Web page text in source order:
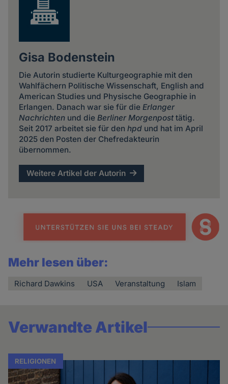
Gisa Bodenstein
Die Autorin studierte Kulturgeographie mit den
Wahlfächern Politische Wissenschaft, English and
American Studies und Physische Geographie in
Erlangen. Danach war sie für die Erlanger
Nachrichtenund die Berliner Morgenposttätig.
Seit 2017 arbeitet sie für den hpdund hat im April
2025 den Posten der Chefredakteurin
übernommen.
Weitere Artikel der Autorin
Mehr lesen über:
Richard Dawkins USA Veranstaltung Islam
Verwandte Artikel
RELIGIONEN